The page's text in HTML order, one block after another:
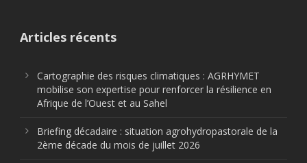
Articles récents
Cartographie des risques climatiques : AGRHYMET
mobilise son expertise pour renforcer la résilience en
Afrique de l’Ouest et au Sahel
Briefing décadaire : situation agrohydropastorale de la
2ème décade du mois de juillet 2026